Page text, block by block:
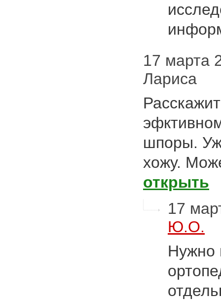
17 марта
Лариса
шпоры.
хожу.
открыть
17
Ю.О.
Нужно